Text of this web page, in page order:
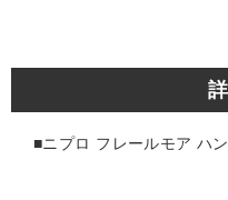
■ニプロ フレールモア ハ